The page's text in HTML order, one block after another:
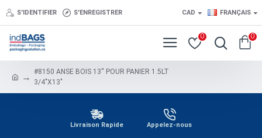
S'IDENTIFIER S'ENREGISTRER CAD FRANÇAIS
0 0
#8150 ANSE BOIS 13'' POUR PANIER 1.5LT
3/4"X13"
Livraison Rapide Appelez-nous